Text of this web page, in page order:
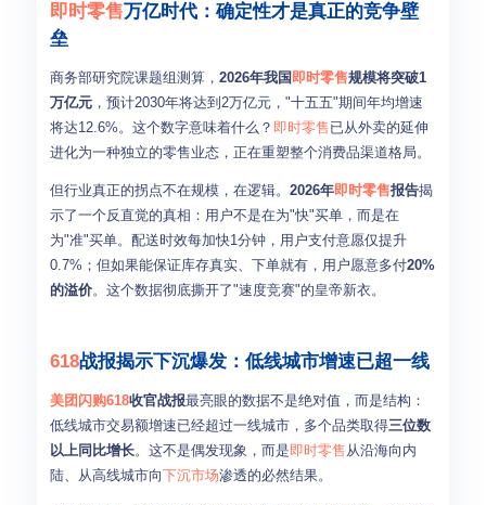
即时零售万亿时代：确定性才是真正的竞争壁
垒
商务部研究院课题组测算， 2026年我国即时零售规模将突破1
万亿元 ，预计2030年将达到2万亿元，"十五五"期间年均增速
将达12.6%。这个数字意味着什么？ 即时零售已从外卖的延伸
进化为一种独立的零售业态，正在重塑整个消费品渠道格局。
但行业真正的拐点不在规模，在逻辑。 2026年即时零售报告揭
示了一个反直觉的真相：用户不是在为"快"买单，而是在
为"准"买单。配送时效每加快1分钟，用户支付意愿仅提升
0.7%；但如果能保证库存真实、下单就有，用户愿意多付20%
的溢价。这个数据彻底撕开了"速度竞赛"的皇帝新衣。
618战报揭示下沉爆发：低线城市增速已超一线
美团闪购618收官战报最亮眼的数据不是绝对值，而是结构：
低线城市交易额增速已经超过一线城市，多个品类取得三位数
以上同比增长。这不是偶发现象，而是即时零售从沿海向内
陆、从高线城市向下沉市场渗透的必然结果。